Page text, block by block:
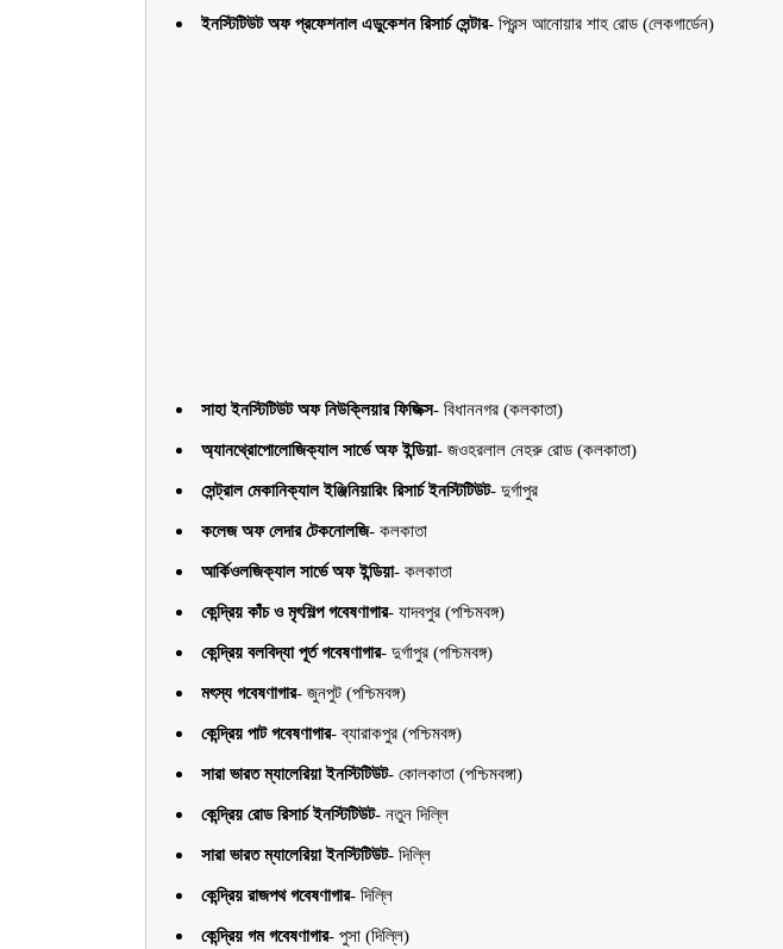
ইনস্টিটিউট অফ প্রফেশনাল এডুকেশন রিসার্চ সেন্টার- প্রিন্স আনােয়ার শাহ রােড (লেকগার্ডেন)
সাহা ইনস্টিটিউট অফ নিউক্লিয়ার ফিজিক্স- বিধাননগর (কলকাতা)
অ্যানথ্রোপােলােজিক্যাল সার্ভে অফ ইন্ডিয়া- জওহরলাল নেহরু রােড (কলকাতা)
সেন্ট্রাল মেকানিক্যাল ইঞ্জিনিয়ারিং রিসার্চ ইনস্টিটিউট- দুর্গাপুর
কলেজ অফ লেদার টেকনােলজি- কলকাতা
আর্কিওলজিক্যাল সার্ভে অফ ইন্ডিয়া- কলকাতা
কেন্দ্রিয় কাঁচ ও মৃৎশিল্প গবেষণাগার- যাদবপুর (পশ্চিমবঙ্গ)
কেন্দ্রিয় বলবিদ্যা পূর্ত গবেষণাগার- দুর্গাপুর (পশ্চিমবঙ্গ)
মৎস্য গবেষণাগার- জুনপুট (পশ্চিমবঙ্গ)
কেন্দ্রিয় পাট গবেষণাগার- ব্যারাকপুর (পশ্চিমবঙ্গ)
সারা ভারত ম্যালেরিয়া ইনস্টিটিউট- কোলকাতা (পশ্চিমবঙ্গা)
কেন্দ্রিয় রােড রিসার্চ ইনস্টিটিউট- নতুন দিল্লি
সারা ভারত ম্যালেরিয়া ইনস্টিটিউট- দিল্লি
কেন্দ্রিয় রাজপথ গবেষণাগার- দিল্লি
কেন্দ্রিয় গম গবেষণাগার- পুসা (দিল্লি)